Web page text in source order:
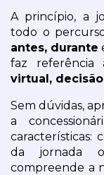
A princípio, a
antes, durante
faz referência
virtual,
Sem dúvidas,
a
características:
da jornada
compreende a